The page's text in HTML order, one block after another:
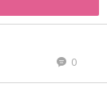
0